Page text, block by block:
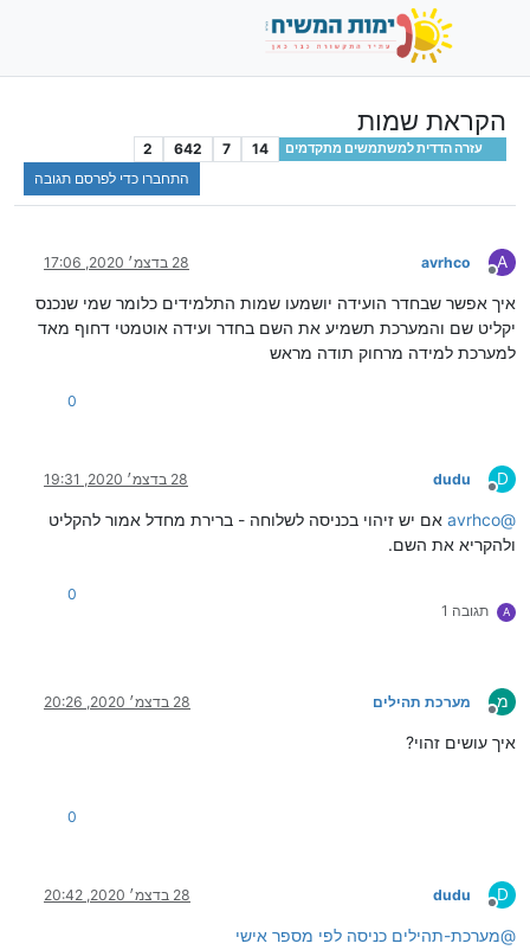
הקראת שמות
עזרה הדדית למשתמשים מתקדמים 14
7
642
2
התחברו כדי לפרסם תגובה
A
מנותק
avrhco 28 בדצמ׳ 2020, 17:06
איך אפשר שבחדר הועידה יושמעו שמות התלמידים כלומר שמי שנכנס
יקליט שם והמערכת תשמיע את השם בחדר ועידה אוטמטי דחוף מאד
למערכת למידה מרחוק תודה מראש
0
D
מנותק
dudu 28 בדצמ׳ 2020, 19:31
@
avrhco אם יש זיהוי בכניסה לשלוחה - ברירת מחדל אמור להקליט
ולהקריא את השם.
A תגובה 1
0
מ
מנותק
מערכת תהילים 28 בדצמ׳ 2020, 20:26
איך עושים זהוי?
0
D
מנותק
dudu 28 בדצמ׳ 2020, 20:42
@מערכת-תהילים כניסה לפי מספר אישי